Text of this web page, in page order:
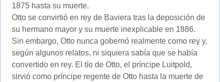
1875 hasta su muerte.
Otto se convirtió en rey de Baviera tras la deposición de
su hermano mayor y su muerte inexplicable en 1886.
Sin embargo, Otto nunca gobernó realmente como rey y,
según algunos relatos, ni siquiera sabía que se había
convertido en rey. El tío de Otto, el príncipe Luitpold,
sirvió como príncipe regente de Otto hasta la muerte de